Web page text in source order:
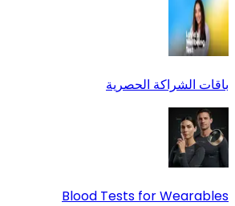
باقات الشراكة الحصرية
Blood Tests for Wearables